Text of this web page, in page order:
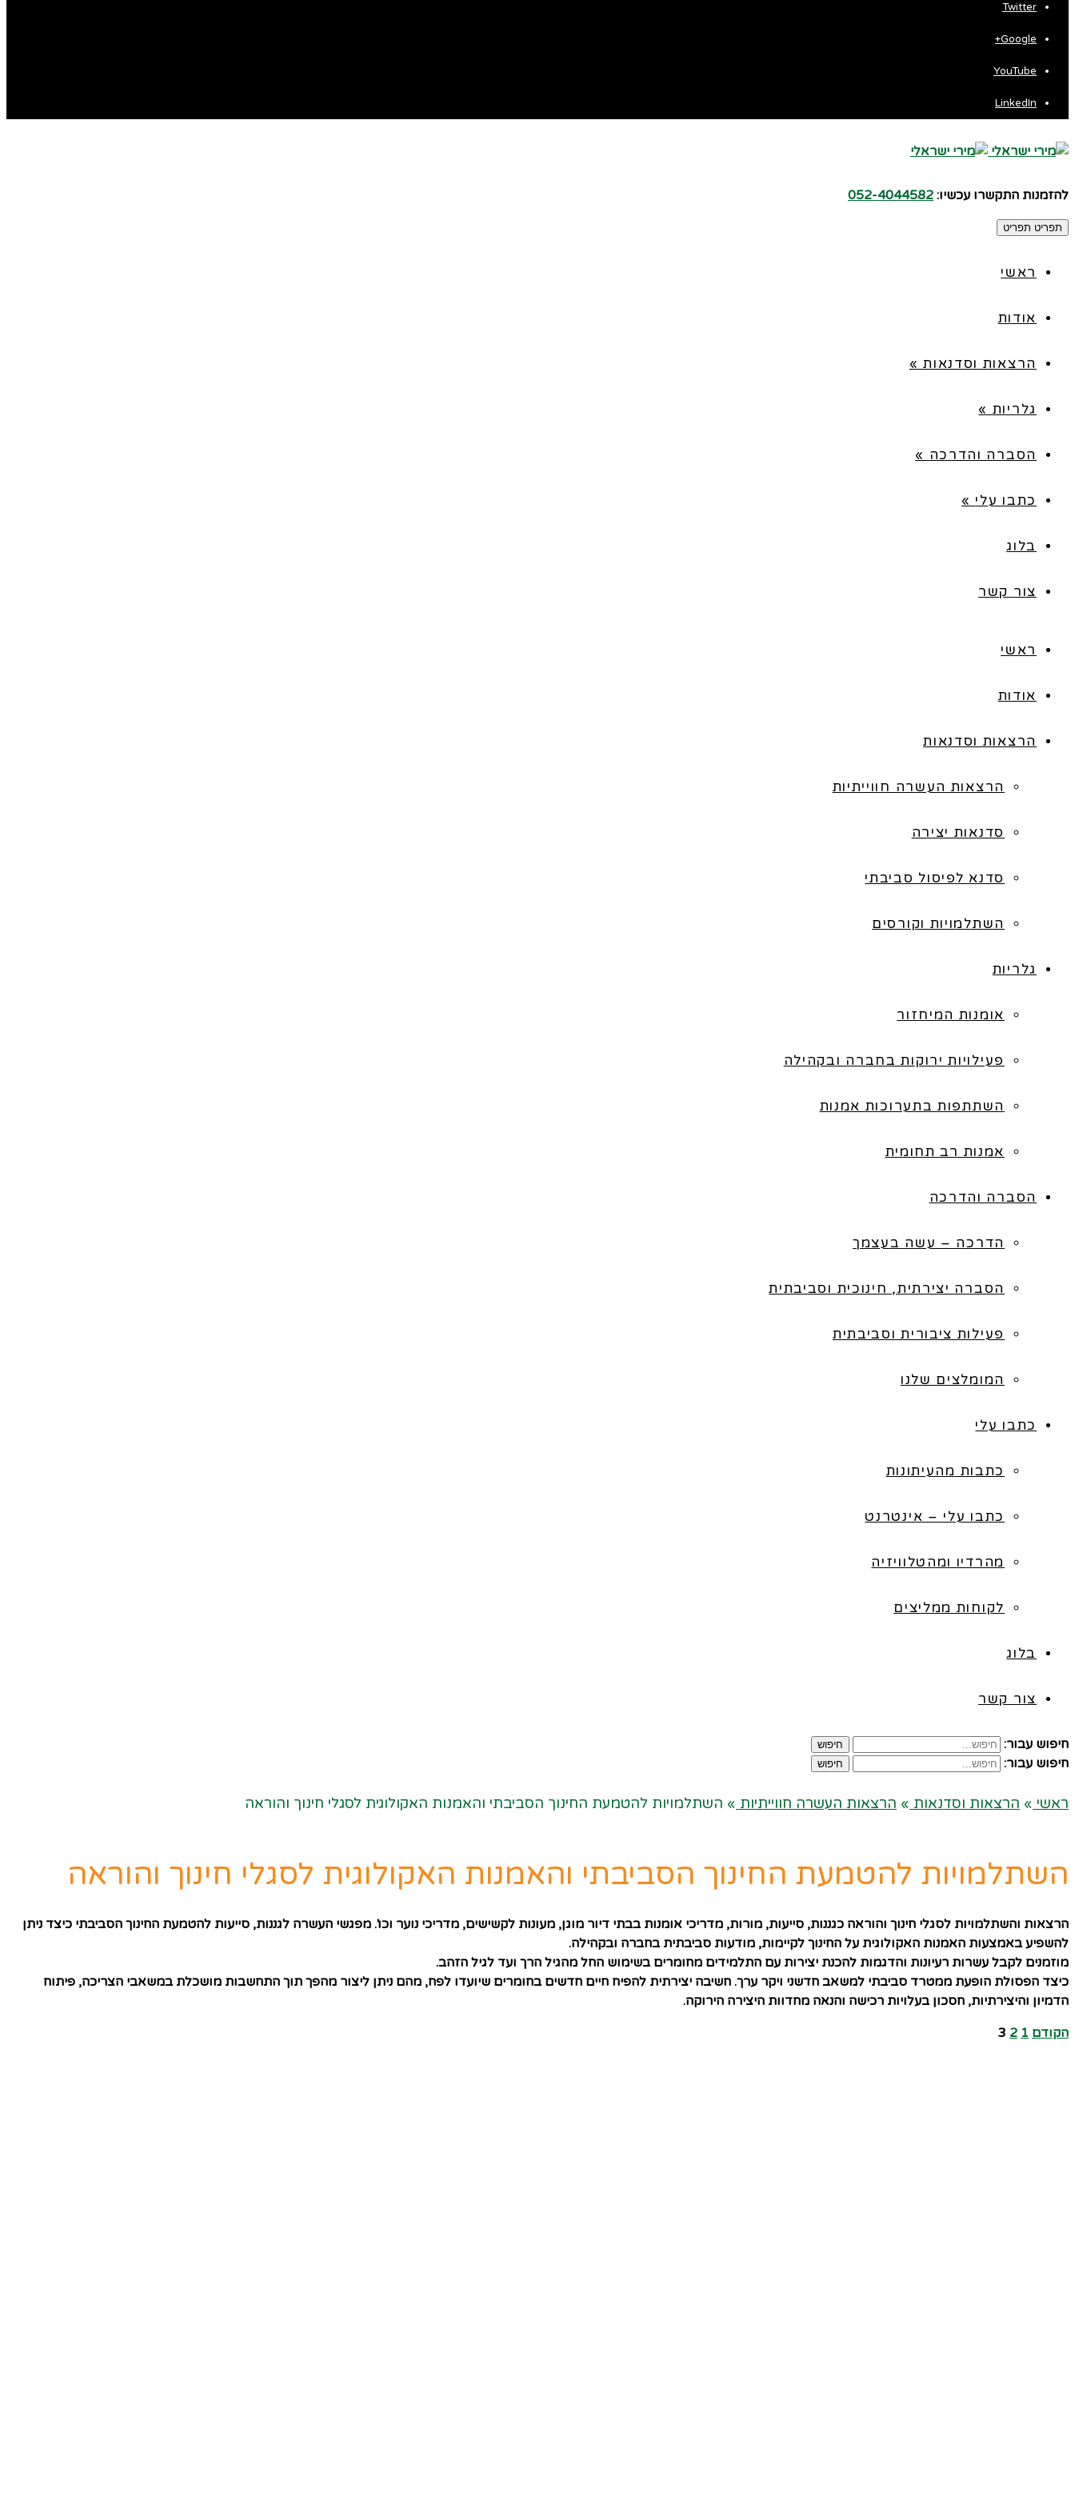
Twitter
Google+
YouTube
LinkedIn
להזמנות התקשרו עכשיו: 052-4044582
תפריט תפריט
ראשי
אודות
הרצאות וסדנאות»
גלריות »
הסברה והדרכה »
כתבו עלי »
בלוג
צור קשר
ראשי
אודות
הרצאות וסדנאות
הרצאות העשרה חווייתיות
סדנאות יצירה
סדנא לפיסול סביבתי
השתלמויות וקורסים
גלריות
אומנות המיחזור
פעילויות ירוקות בחברה ובקהילה
השתתפות בתערוכות אמנות
אמנות רב תחומית
הסברה והדרכה
הדרכה – עשה בעצמך
הסברה יצירתית, חינוכית וסביבתית
פעילות ציבורית וסביבתית
המומלצים שלנו
כתבו עלי
כתבות מהעיתונות
כתבו עלי – אינטרנט
מהרדיו ומהטלוויזיה
לקוחות ממליצים
בלוג
צור קשר
חיפוש עבור: חיפוש
חיפוש עבור: חיפוש
ראשי » הרצאות וסדנאות » הרצאות העשרה חווייתיות » השתלמויות להטמעת החינוך הסביבתי והאמנות האקולוגית לסגלי חינוך והוראה
השתלמויות להטמעת החינוך הסביבתי והאמנות האקולוגית לסגלי חינוך והוראה
הרצאות והשתלמויות לסגלי חינוך והוראה כגננות, סייעות, מורות, מדריכי אומנות בבתי דיור מוגן, מעונות לקשישים, מדריכי נוער וכו'. מפגשי העשרה לגננות, סייעות להטמעת החינוך הסביבתי כיצד ניתן
להשפיע באמצעות האמנות האקולוגית על החינוך לקיימות, מודעות סביבתית בחברה ובקהילה.
מוזמנים לקבל עשרות רעיונות והדגמות להכנת יצירות עם התלמידים מחומרים בשימוש החל מהגיל הרך ועד לגיל הזהב.
כיצד הפסולת הופעת ממטרד סביבתי למשאב חדשני ויקר ערך. חשיבה יצירתית להפיח חיים חדשים בחומרים שיועדו לפח, מהם ניתן ליצור מהפך תוך התחשבות מושכלת במשאבי הצריכה, פיתוח
הדמיון והיצירתיות, חסכון בעלויות רכישה והנאה מחדוות היצירה הירוקה.
הקודם 1
2
3